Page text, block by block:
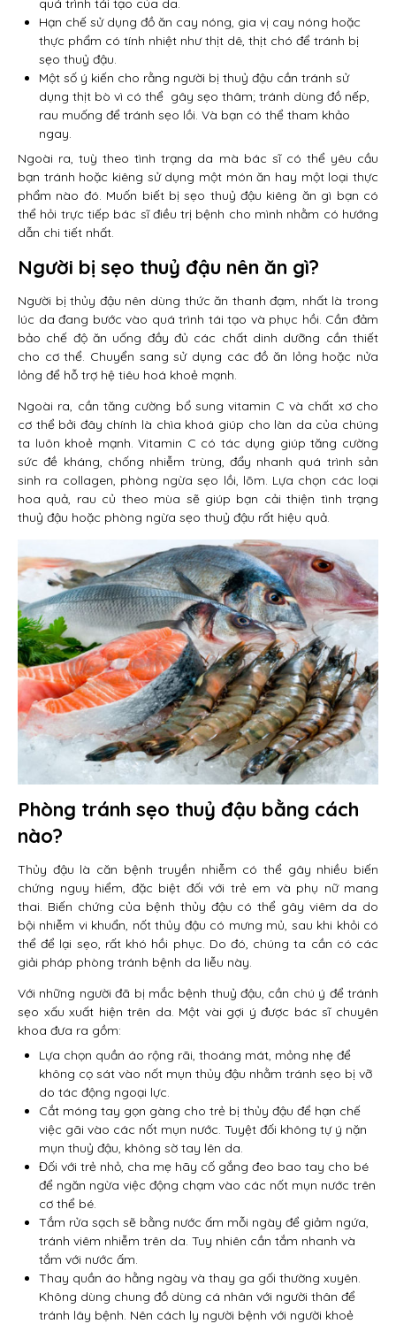
Hạn chế sử dụng đồ ăn cay nóng, gia vị cay nóng hoặc
thực phẩm có tính nhiệt như thịt dê, thịt chó để tránh bị
sẹo thuỷ đậu.
Một số ý kiến cho rằng người bị thuỷ đậu cần tránh sử
dụng thịt bò vì có thể gây sẹo thâm; tránh dùng đồ nếp,
rau muống để tránh sẹo lồi. Và bạn có thể tham khảo
ngay.
Ngoài ra, tuỳ theo tình trạng da mà bác sĩ có thể yêu cầu
bạn tránh hoặc kiêng sử dụng một món ăn hay một loại thực
phẩm nào đó. Muốn biết bị sẹo thuỷ đậu kiêng ăn gì bạn có
thể hỏi trực tiếp bác sĩ điều trị bệnh cho mình nhằm có hướng
dẫn chi tiết nhất.
Người bị sẹo thuỷ đậu nên ăn gì?
Người bị thủy đậu nên dùng thức ăn thanh đạm, nhất là trong
lúc da đang bước vào quá trình tái tạo và phục hồi. Cần đảm
bảo chế độ ăn uống đầy đủ các chất dinh dưỡng cần thiết
cho cơ thể. Chuyển sang sử dụng các đồ ăn lỏng hoặc nửa
lỏng để hỗ trợ hệ tiêu hoá khoẻ mạnh.
Ngoài ra, cần tăng cường bổ sung vitamin C và chất xơ cho
cơ thể bởi đây chính là chìa khoá giúp cho làn da của chúng
ta luôn khoẻ mạnh. Vitamin C có tác dụng giúp tăng cường
sức đề kháng, chống nhiễm trùng, đẩy nhanh quá trình sản
sinh ra collagen, phòng ngừa sẹo lồi, lõm. Lựa chọn các loại
hoa quả, rau củ theo mùa sẽ giúp bạn cải thiện tình trạng
thuỷ đậu hoặc phòng ngừa sẹo thuỷ đậu rất hiệu quả.
Phòng tránh sẹo thuỷ đậu bằng cách
nào?
Thủy đậu là căn bệnh truyền nhiễm có thể gây nhiều biến
chứng nguy hiểm, đặc biệt đối với trẻ em và phụ nữ mang
thai. Biến chứng của bệnh thủy đậu có thể gây viêm da do
bội nhiễm vi khuẩn, nốt thủy đậu có mưng mủ, sau khi khỏi có
thể để lại sẹo, rất khó hồi phục. Do đó, chúng ta cần có các
giải pháp phòng tránh bệnh da liễu này.
Với những người đã bị mắc bệnh thuỷ đậu, cần chú ý để tránh
sẹo xấu xuất hiện trên da. Một vài gợi ý được bác sĩ chuyên
khoa đưa ra gồm:
Lựa chọn quần áo rộng rãi, thoáng mát, mỏng nhẹ để
không cọ sát vào nốt mụn thủy đậu nhằm tránh sẹo bị vỡ
do tác động ngoại lực.
Cắt móng tay gọn gàng cho trẻ bị thủy đậu để hạn chế
việc gãi vào các nốt mụn nước. Tuyệt đối không tự ý nặn
mụn thuỷ đậu, không sờ tay lên da.
Đối với trẻ nhỏ, cha mẹ hãy cố gắng đeo bao tay cho bé
để ngăn ngừa việc động chạm vào các nốt mụn nước trên
cơ thể bé.
Tắm rửa sạch sẽ bằng nước ấm mỗi ngày để giảm ngứa,
tránh viêm nhiễm trên da. Tuy nhiên cần tắm nhanh và
tắm với nước ấm.
Thay quần áo hằng ngày và thay ga gối thường xuyên.
Không dùng chung đồ dùng cá nhân với người thân để
tránh lây bệnh. Nên cách ly người bệnh với người khoẻ